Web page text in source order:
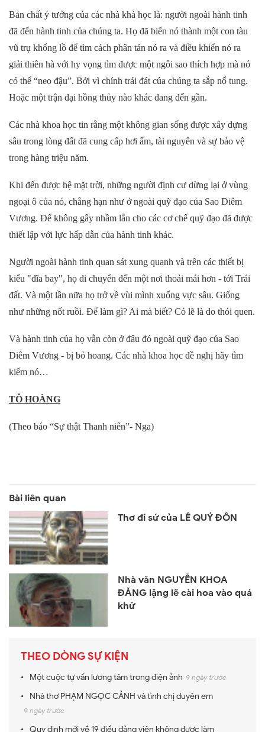
Bản chất ý tưởng của các nhà khà học là: người ngoài hành tinh
đã đến hành tinh của chúng ta. Họ đã biến nó thành một con tàu
vũ trụ khổng lồ để tìm cách phân tán nó ra và điều khiển nó ra
giải thiên hà với hy vọng tìm được một ngôi sao thích hợp mà nó
có thể “neo đậu”. Bởi vì chính trái đát của chúng ta sắp nổ tung.
Hoặc một trận đại hồng thủy nào khác đang đến gần.
Các nhà khoa học tin rằng một không gian sống được xây dựng
sâu trong lòng đất đã cung cấp hơi ấm, tài nguyên và sự bảo vệ
trong hàng triệu năm.
Khi đến được hệ mặt trời, những người định cư dừng lại ở vùng
ngoại ô của nó, chẳng hạn như ở ngoài quỹ đạo của Sao Diêm
Vương. Để không gây nhầm lẫn cho các cơ chế quỹ đạo đã được
thiết lập với lực hấp dẫn của hành tinh khác.
Người ngoài hành tinh quan sát xung quanh và trên các thiết bị
kiểu "đĩa bay", họ di chuyển đến một nơi thoải mái hơn - tới Trái
đất. Và một lần nữa họ trở về vùi mình xuống vực sâu. Giống
như những nốt ruồi. Để làm gì? Ai mà biết? Có lẽ là do thói quen.
Và hành tinh của họ vẫn còn ở đâu đó ngoài quỹ đạo của Sao
Diêm Vương - bị bỏ hoang. Các nhà khoa học đề nghị hãy tìm
kiếm nó…
TÔ HOÀNG
(Theo báo “Sự thật Thanh niên”- Nga)
Thơ đi sứ của LÊ QUÝ ĐÔN
Nhà văn NGUYỄN KHOA
ĐĂNG lặng lẽ cài hoa vào quá
khứ
THEO DÒNG SỰ KIỆN
Một cuộc tự vấn lương tâm trong điện ảnh 9 ngày trước
Nhà thơ PHẠM NGỌC CẢNH và tình chị duyên em
9 ngày trước
Quy định mới về 19 điều đảng viên không được làm